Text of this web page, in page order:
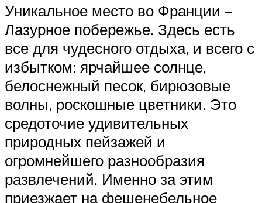
Уникальное место во Франции –
Лазурное побережье. Здесь есть
все для чудесного отдыха, и всего с
избытком: ярчайшее солнце,
белоснежный песок, бирюзовые
волны, роскошные цветники. Это
средоточие удивительных
природных пейзажей и
огромнейшего разнообразия
развлечений. Именно за этим
приезжает на фешенебельное